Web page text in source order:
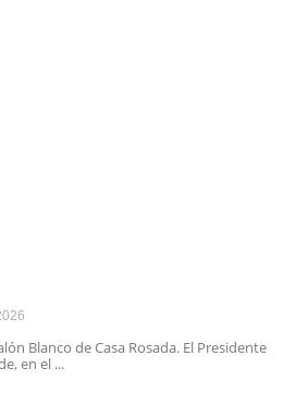
Blanco de Casa Rosada. El Presidente
en el ...